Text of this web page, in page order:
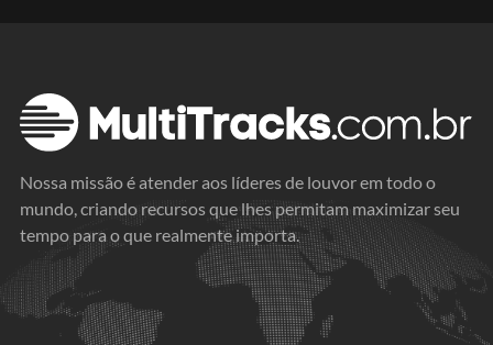
Nossa missão é atender aos líderes de louvor em todo o
mundo, criando recursos que lhes permitam maximizar seu
tempo para o que realmente importa.